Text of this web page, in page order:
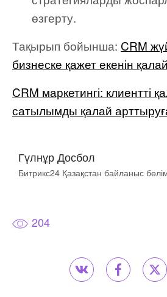
өзгерту.
Тақырып бойынша: CRM
бизнеске қажет екенін
CRM маркетингі: клиентті
сатылымды қалай
Гүлнұр Досбол
Битрикс24 Қазақстан байланыс
204